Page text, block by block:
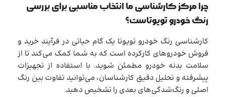
چرا مرکز کارشناسی ما انتخاب مناسبی برای بررسی
رنگ خودرو تویوتاست؟
کارشناسی رنگ خودرو تویوتا یک گام حیاتی در فرآیند خرید و
فروش خودروهای کارکرده است که به شما کمک می‌کند تا از
سلامت بدنه خودرو مطمئن شوید. با استفاده از تجهیزات
پیشرفته و تحلیل دقیق کارشناسان، می‌توانید تفاوت بین رنگ
اصلی و رنگ‌شدگی‌های بعدی را تشخیص دهید.